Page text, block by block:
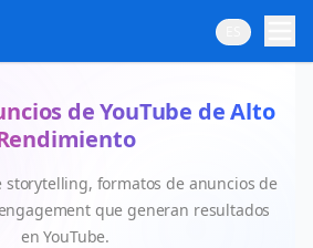
de YouTube de Alto
storytelling, formatos de anuncios de
que generan resultados
en YouTube.